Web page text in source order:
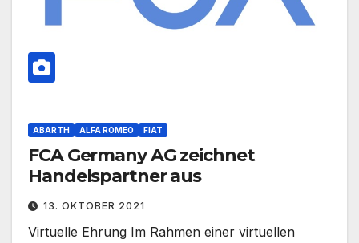
ABARTH ALFA ROMEO FIAT
FCA Germany AG zeichnet
Handelspartner aus
13. OKTOBER 2021
Virtuelle Ehrung Im Rahmen einer virtuellen